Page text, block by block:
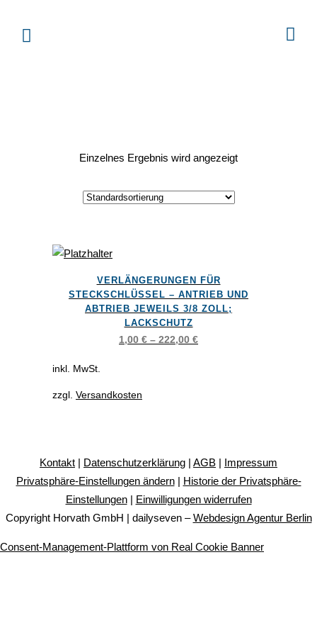
Einzelnes Ergebnis wird angezeigt
Produkt
auf.
Optionen
VERLÄNGERUNGEN FÜR
STECKSCHLÜSSEL – ANTRIEB UND
ABTRIEB JEWEILS 3/8 ZOLL;
LACKSCHUTZ
1,00 € – 222,00 €
inkl. MwSt.
zzgl. Versandkosten
Kontakt | Datenschutzerklärung | AGB | Impressum
Privatsphäre-Einstellungen ändern| Historie der Privatsphäre-
Einstellungen| Einwilligungen widerrufen
Copyright Horvath GmbH | dailyseven –Webdesign Agentur Berlin
Consent-Management-Plattform von Real Cookie Banner